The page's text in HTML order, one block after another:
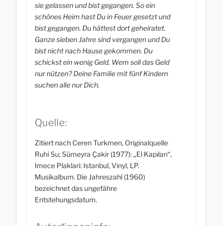
sie gelassen und bist gegangen. So ein
schönes Heim hast Du in Feuer gesetzt und
bist gegangen. Du hättest dort geheiratet.
Ganze sieben Jahre sind vergangen und Du
bist nicht nach Hause gekommen. Du
schickst ein wenig Geld. Wem soll das Geld
nur nützen? Deine Familie mit fünf Kindern
suchen alle nur Dich.
Quelle:
Zitiert nach Ceren Turkmen, Originalquelle
Ruhi Su; Sümeyra Çakir (1977): „El Kapıları“,
Imece Plaklari: Istanbul, Vinyl, LP.
Musikalbum. Die Jahreszahl (1960)
bezeichnet das ungefähre
Entstehungsdatum.